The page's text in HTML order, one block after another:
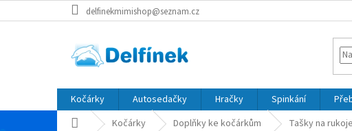
na
delfinekmimishop@seznam.cz
Kočárky Autosedačky Hračky Spinkání
Domů Kočárky Doplňky ke kočárkům Tašky na